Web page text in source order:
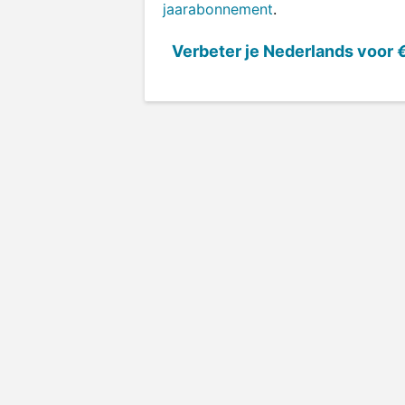
jaarabonnement.
Verbeter je Nederlands voor